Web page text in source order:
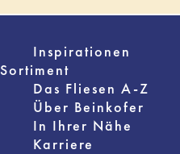
Inspirationen
Sortiment
Das Fliesen A-Z
Über Beinkofer
In Ihrer Nähe
Karriere